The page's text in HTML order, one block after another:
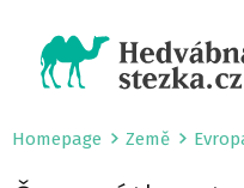
Homepage Země